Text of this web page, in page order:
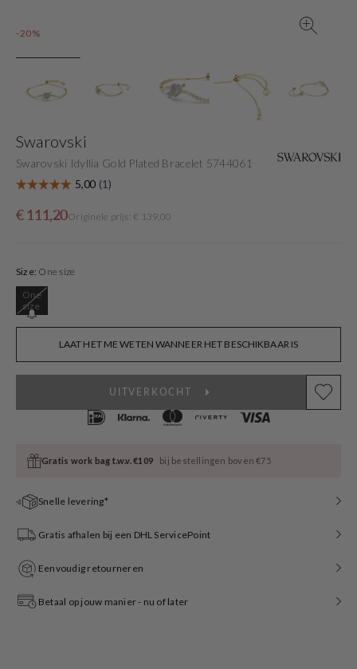
-20%
Swarovski
Swarovski Idyllia Gold Plated Bracelet 5744061
Sale
€ 111,20
OrigineleOriginele prijs: € 139,00
Size: One size
One
sizeVariant
sold
out
unavailableLAAT HET ME WETEN WANNEER HET BESCHIKBAAR IS
UITVERKOCHT
Gratis work bag t.w.v. €109 bij bestellingen boven €75
Snelle levering*
Gratis afhalen bij een DHL ServicePoint
Eenvoudig retourneren
Betaal op jouw manier - nu of later